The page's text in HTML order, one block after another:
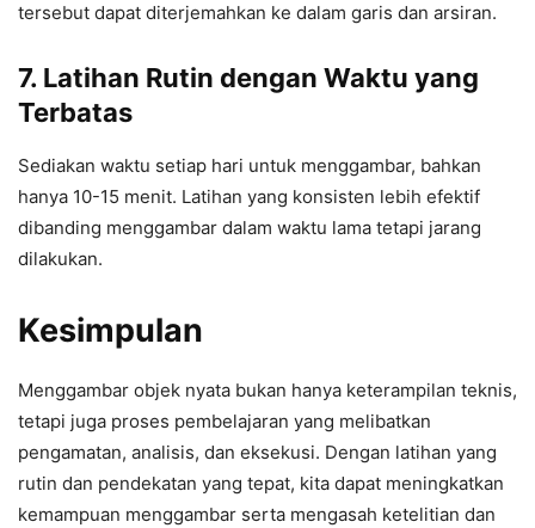
tersebut dapat diterjemahkan ke dalam garis dan arsiran.
7. Latihan Rutin dengan Waktu yang
Terbatas
Sediakan waktu setiap hari untuk menggambar, bahkan
hanya 10-15 menit. Latihan yang konsisten lebih efektif
dibanding menggambar dalam waktu lama tetapi jarang
dilakukan.
Kesimpulan
Menggambar objek nyata bukan hanya keterampilan teknis,
tetapi juga proses pembelajaran yang melibatkan
pengamatan, analisis, dan eksekusi. Dengan latihan yang
rutin dan pendekatan yang tepat, kita dapat meningkatkan
kemampuan menggambar serta mengasah ketelitian dan